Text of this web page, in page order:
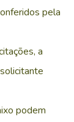
pela
a
podem